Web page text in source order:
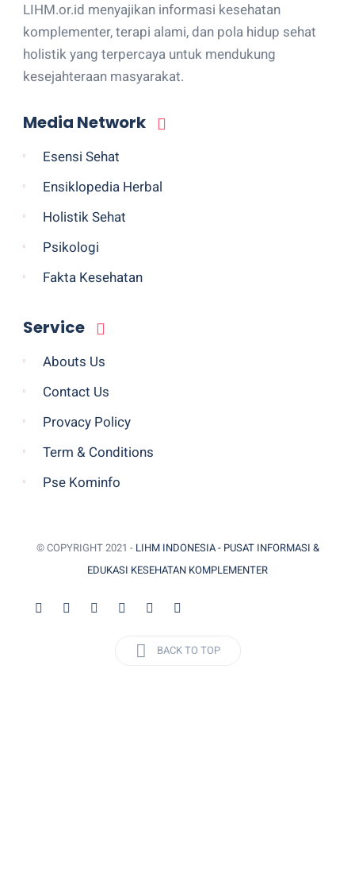
LIHM.or.id menyajikan informasi kesehatan
komplementer, terapi alami, dan pola hidup sehat
holistik yang terpercaya untuk mendukung
kesejahteraan masyarakat.
Media Network
Esensi Sehat
Ensiklopedia Herbal
Holistik Sehat
Psikologi
Fakta Kesehatan
Service
Abouts Us
Contact Us
Provacy Policy
Term & Conditions
Pse Kominfo
© COPYRIGHT 2021 - LIHM INDONESIA - PUSAT INFORMASI &
EDUKASI KESEHATAN KOMPLEMENTER
BACK TO TOP